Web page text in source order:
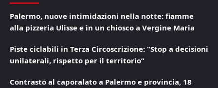
Palermo, nuove intimidazioni nella notte: fiamme
alla pizzeria Ulisse e in un chiosco a Vergine Maria
Piste ciclabili in Terza Circoscrizione: “Stop a decisioni
unilaterali, rispetto per il territorio”
Contrasto al caporalato a Palermo e provincia, 18